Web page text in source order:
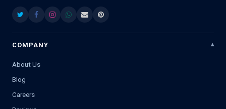
COMPANY
About Us
Blog
Careers